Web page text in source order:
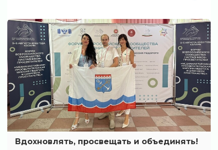
Вдохновлять, просвещать и объединять!